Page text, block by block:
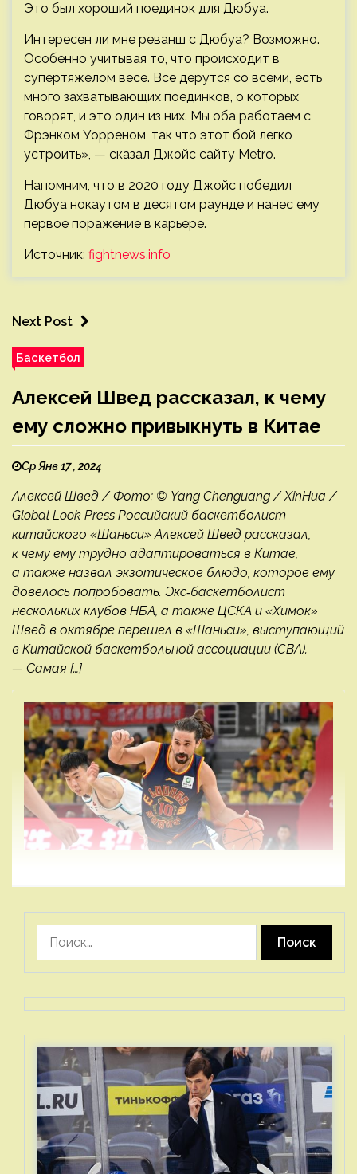
Это был хороший поединок для Дюбуа.
Интересен ли мне реванш с Дюбуа? Возможно.
Особенно учитывая то, что происходит в
супертяжелом весе. Все дерутся со всеми, есть
много захватывающих поединков, о которых
говорят, и это один из них. Мы оба работаем с
Фрэнком Уорреном, так что этот бой легко
устроить», — сказал Джойс сайту Metro.
Напомним, что в 2020 году Джойс победил
Дюбуа нокаутом в десятом раунде и нанес ему
первое поражение в карьере.
Источник: fightnews.info
Next Post
Баскетбол
Алексей Швед рассказал, к чему
ему сложно привыкнуть в Китае
Ср Янв 17 , 2024
Алексей Швед / Фото: © Yang Chenguang / XinHua /
Global Look Press Российский баскетболист
китайского «Шаньси» Алексей Швед рассказал,
к чему ему трудно адаптироваться в Китае,
а также назвал экзотическое блюдо, которое ему
довелось попробовать. Экс‑баскетболист
нескольких клубов НБА, а также ЦСКА и «Химок»
Швед в октябре перешел в «Шаньси», выступающий
в Китайской баскетбольной ассоциации (CBA).
— Самая […]